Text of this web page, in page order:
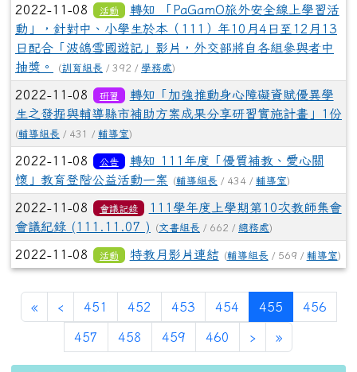
2022-11-08 活動
轉知 「PaGamO旅外安全線上學習活
動」，針對中、小學生於本（111）年10月4日至12月13
日配合「波鴿雪國遊記」影片，外交部將自各組參與者中
抽獎。
(訓育組長 / 392 / 學務處)
2022-11-08 研習
轉知「加強推動身心障礙資賦優異學
生之發掘與輔導縣市補助方案成果分享研習實施計畫」1份
(輔導組長 / 431 / 輔導室)
2022-11-08 公告
轉知 111年度「優質補教、愛心關
懷」教育登階公益活動一案
(輔導組長 / 434 / 輔導室)
2022-11-08 會議記錄
111學年度上學期第10次教師集會
會議紀錄 (111.11.07 )
(文書組長 / 662 / 總務處)
2022-11-08 活動 特教月影片連結 (輔導組長 / 569 / 輔導室)
« ‹ 451 452 453 454 455(current)
456
457 458 459 460 › »